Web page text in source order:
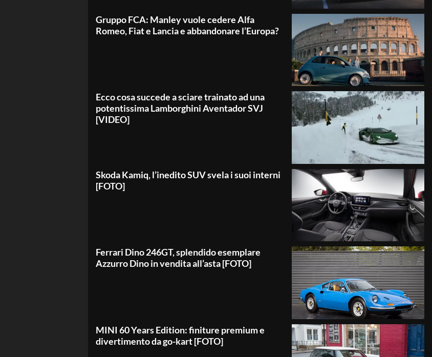
Gruppo FCA: Manley vuole cedere Alfa
Romeo, Fiat e Lancia e abbandonare l’Europa?
Ecco cosa succede a sciare trainato ad una
potentissima Lamborghini Aventador SVJ
[VIDEO]
Skoda Kamiq, l’inedito SUV svela i suoi interni
[FOTO]
Ferrari Dino 246GT, splendido esemplare
Azzurro Dino in vendita all’asta [FOTO]
MINI 60 Years Edition: finiture premium e
divertimento da go-kart [FOTO]